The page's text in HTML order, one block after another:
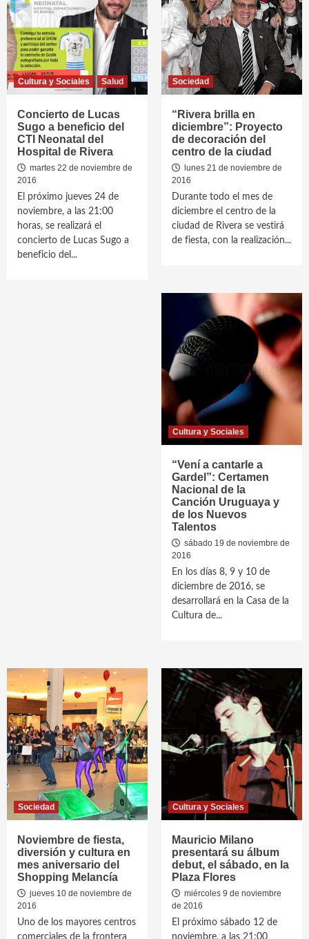
Cultura y Sociales Salud
Concierto de Lucas
Sugo a beneficio del
CTI Neonatal del
Hospital de Rivera
martes 22 de noviembre de
2016
El próximo jueves 24 de
noviembre, a las 21:00
horas, se realizará el
concierto de Lucas Sugo a
beneficio del...
Sociedad
“Rivera brilla en
diciembre”: Proyecto
de decoración del
centro de la ciudad
lunes 21 de noviembre de
2016
Durante todo el mes de
diciembre el centro de la
ciudad de Rivera se vestirá
de fiesta, con la realización...
Cultura y Sociales
“Vení a cantarle a
Gardel”: Certamen
Nacional de la
Canción Uruguaya y
de los Nuevos
Talentos
sábado 19 de noviembre de
2016
En los días 8, 9 y 10 de
diciembre de 2016, se
desarrollará en la Casa de la
Cultura de...
Sociedad
Noviembre de fiesta,
diversión y cultura en
mes aniversario del
Shopping Melancía
jueves 10 de noviembre de
2016
Uno de los mayores centros
comerciales de la frontera
Cultura y Sociales
Mauricio Milano
presentará su álbum
debut, el sábado, en la
Plaza Flores
miércoles 9 de noviembre
de 2016
El próximo sábado 12 de
noviembre, a las 21:00